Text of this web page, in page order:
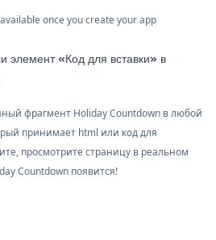
once you create your app
элемент «Код для вставки» в
фрагмент Holiday Countdown в любой
принимает html или код для
просмотрите страницу в реальном
Countdown появится!